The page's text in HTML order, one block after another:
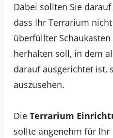
Dabei sollten Sie darauf
dass Ihr Terrarium
überfüllter Schaukasten
herhalten soll, in dem
darauf ausgerichtet ist,
auszusehen.
Die Terrarium
sollte angenehm für Ihr